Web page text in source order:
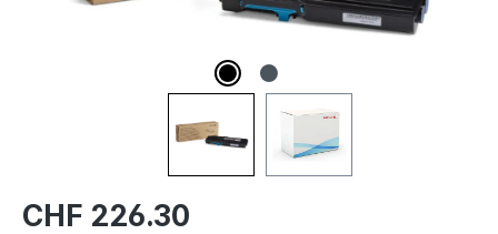
CHF 226.30